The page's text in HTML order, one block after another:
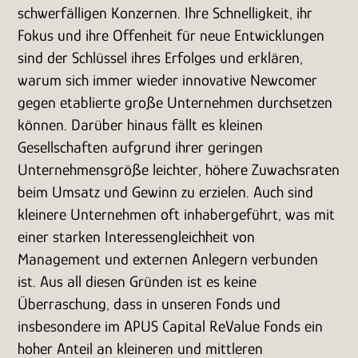
schwerfälligen Konzernen. Ihre Schnelligkeit, ihr
Fokus und ihre Offenheit für neue Entwicklungen
sind der Schlüssel ihres Erfolges und erklären,
warum sich immer wieder innovative Newcomer
gegen etablierte große Unternehmen durchsetzen
können. Darüber hinaus fällt es kleinen
Gesellschaften aufgrund ihrer geringen
Unternehmensgröße leichter, höhere Zuwachsraten
beim Umsatz und Gewinn zu erzielen. Auch sind
kleinere Unternehmen oft inhabergeführt, was mit
einer starken Interessengleichheit von
Management und externen Anlegern verbunden
ist. Aus all diesen Gründen ist es keine
Überraschung, dass in unseren Fonds und
insbesondere im APUS Capital ReValue Fonds ein
hoher Anteil an kleineren und mittleren